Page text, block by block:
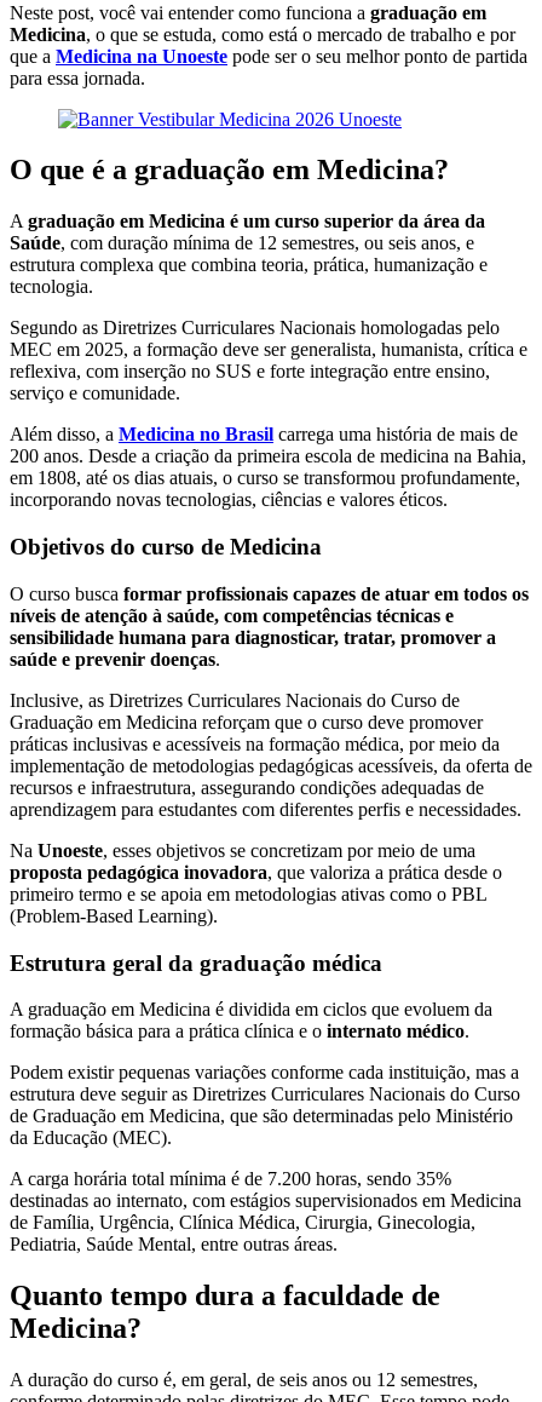
Neste post, você vai entender como funciona a graduação em
Medicina, o que se estuda, como está o mercado de trabalho e por
que a Medicina na Unoeste pode ser o seu melhor ponto de partida
para essa jornada.
O que é a graduação em Medicina?
A graduação em Medicina é um curso superior da área da
Saúde, com duração mínima de 12 semestres, ou seis anos, e
estrutura complexa que combina teoria, prática, humanização e
tecnologia.
Segundo as Diretrizes Curriculares Nacionais homologadas pelo
MEC em 2025, a formação deve ser generalista, humanista, crítica e
reflexiva, com inserção no SUS e forte integração entre ensino,
serviço e comunidade.
Além disso, a Medicina no Brasil carrega uma história de mais de
200 anos. Desde a criação da primeira escola de medicina na Bahia,
em 1808, até os dias atuais, o curso se transformou profundamente,
incorporando novas tecnologias, ciências e valores éticos.
Objetivos do curso de Medicina
O curso busca formar profissionais capazes de atuar em todos os
níveis de atenção à saúde, com competências técnicas e
sensibilidade humana para diagnosticar, tratar, promover a
saúde e prevenir doenças.
Inclusive, as Diretrizes Curriculares Nacionais do Curso de
Graduação em Medicina reforçam que o curso deve promover
práticas inclusivas e acessíveis na formação médica, por meio da
implementação de metodologias pedagógicas acessíveis, da oferta de
recursos e infraestrutura, assegurando condições adequadas de
aprendizagem para estudantes com diferentes perfis e necessidades.
Na Unoeste, esses objetivos se concretizam por meio de uma
proposta pedagógica inovadora, que valoriza a prática desde o
primeiro termo e se apoia em metodologias ativas como o PBL
(Problem-Based Learning).
Estrutura geral da graduação médica
A graduação em Medicina é dividida em ciclos que evoluem da
formação básica para a prática clínica e o internato médico.
Podem existir pequenas variações conforme cada instituição, mas a
estrutura deve seguir as Diretrizes Curriculares Nacionais do Curso
de Graduação em Medicina, que são determinadas pelo Ministério
da Educação (MEC).
A carga horária total mínima é de 7.200 horas, sendo 35%
destinadas ao internato, com estágios supervisionados em Medicina
de Família, Urgência, Clínica Médica, Cirurgia, Ginecologia,
Pediatria, Saúde Mental, entre outras áreas.
Quanto tempo dura a faculdade de
Medicina?
A duração do curso é, em geral, de seis anos ou 12 semestres,